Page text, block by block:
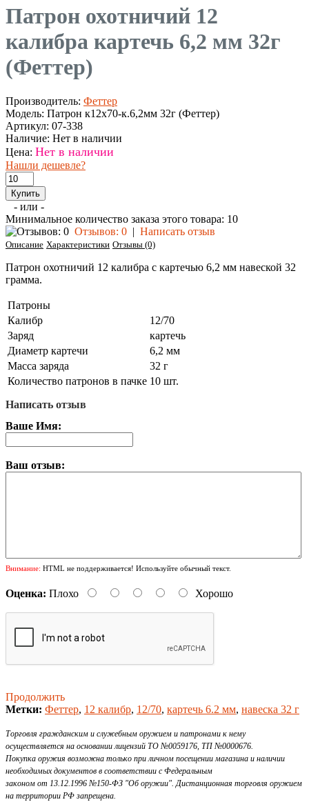
Патрон охотничий 12
калибра картечь 6,2 мм 32г
(Феттер)
Производитель: Феттер
Модель: Патрон к12х70-к.6,2мм 32г (Феттер)
Артикул: 07-338
Наличие: Нет в наличии
Цена: Нет в наличии
Нашли дешевле?
- или -
Минимальное количество заказа этого товара: 10
Отзывов: 0 | Написать отзыв
Описание Характеристики Отзывы (0)
Патрон охотничий 12 калибра с картечью 6,2 мм навеской 32
грамма.
Патроны
Калибр
12/70
Заряд
картечь
Диаметр картечи
6,2 мм
Масса заряда
32 г
Количество патронов в пачке 10 шт.
Написать отзыв
Ваше Имя:
Ваш отзыв:
Внимание: HTML не поддерживается! Используйте обычный текст.
Оценка: Плохо Хорошо
Продолжить
Метки: Феттер, 12 калибр, 12/70, картечь 6.2 мм, навеска 32 г
Торговля гражданским и служебным оружием и патронами к нему
осуществляется на основании лицензий ТО №0059176, ТП №0000676.
Покупка оружия возможна только при личном посещении магазина и наличии
необходимых документов в соответствии с Федеральным
законом от 13.12.1996 №150-ФЗ "Об оружии". Дистанционная торговля оружием
на территории РФ запрещена.